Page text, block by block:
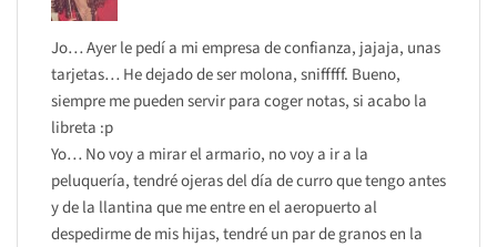
Jo… Ayer le pedí a mi empresa de confianza, jajaja, unas
tarjetas… He dejado de ser molona, snifffff. Bueno,
siempre me pueden servir para coger notas, si acabo la
libreta :p
Yo… No voy a mirar el armario, no voy a ir a la
peluquería, tendré ojeras del día de curro que tengo antes
y de la llantina que me entre en el aeropuerto al
despedirme de mis hijas, tendré un par de granos en la